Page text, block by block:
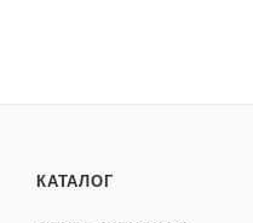
КАТАЛОГ